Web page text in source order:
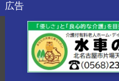
広告